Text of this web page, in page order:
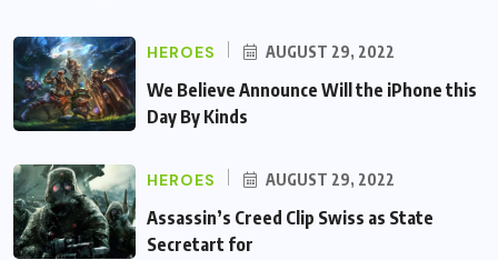
HEROES AUGUST 29, 2022
We Believe Announce Will the iPhone this
Day By Kinds
HEROES AUGUST 29, 2022
Assassin’s Creed Clip Swiss as State
Secretart for